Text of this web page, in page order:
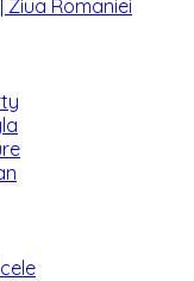
Ziua Romaniei